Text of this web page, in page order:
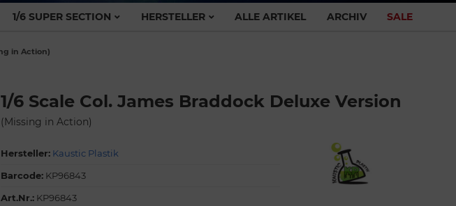
1/6 SUPER SECTION HERSTELLER ALLE ARTIKEL ARCHIV SALE
in Action)
1/6 Scale Col. James Braddock Deluxe Version
(Missing in Action)
Hersteller: Kaustic Plastik
Barcode: KP96843
Art.Nr.: KP96843